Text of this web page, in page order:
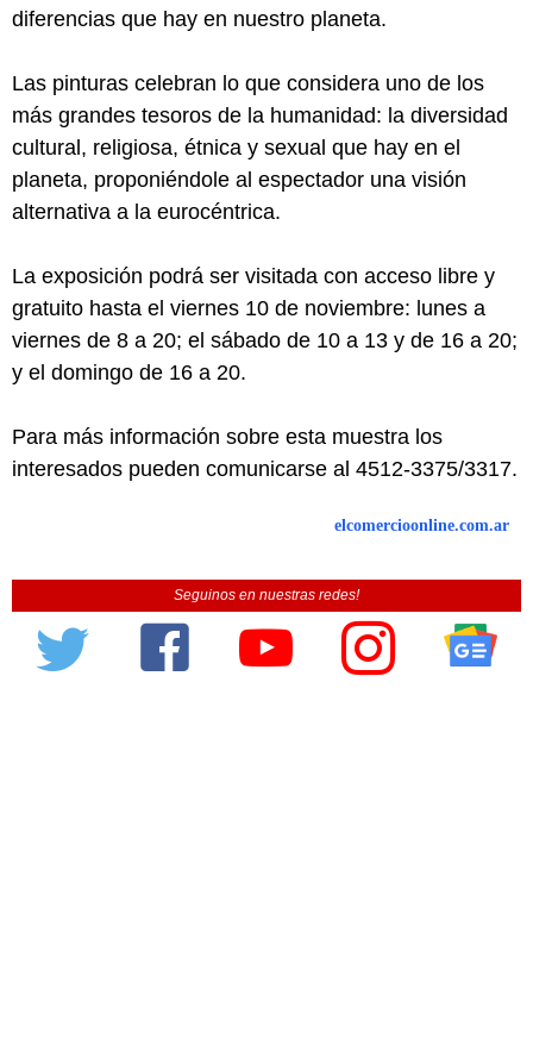
diferencias que hay en nuestro planeta.
Las pinturas celebran lo que considera uno de los
más grandes tesoros de la humanidad: la diversidad
cultural, religiosa, étnica y sexual que hay en el
planeta, proponiéndole al espectador una visión
alternativa a la eurocéntrica.
La exposición podrá ser visitada con acceso libre y
gratuito hasta el viernes 10 de noviembre: lunes a
viernes de 8 a 20; el sábado de 10 a 13 y de 16 a 20;
y el domingo de 16 a 20.
Para más información sobre esta muestra los
interesados pueden comunicarse al 4512-3375/3317.
elcomercioonline.com.ar
Seguinos en nuestras redes!